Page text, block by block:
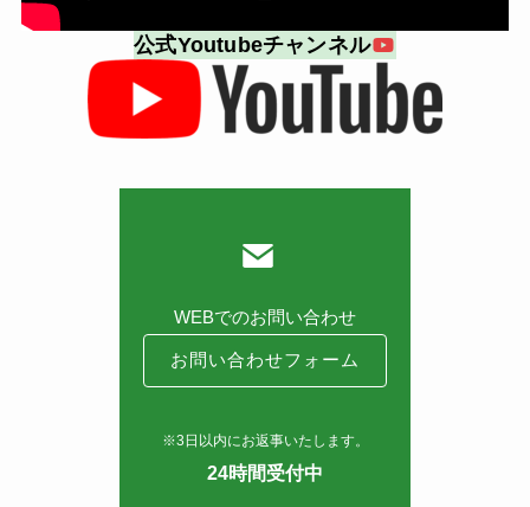
公式Youtubeチャンネル
WEBでのお問い合わせ
お問い合わせフォーム
※3日以内にお返事いたします。
24時間受付中